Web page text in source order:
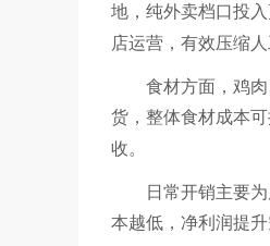
地，纯外卖档口投
店运营，有效压缩人
食材方面，鸡
货，整体食材成本
收。
日常开销主要
本越低，净利润提升